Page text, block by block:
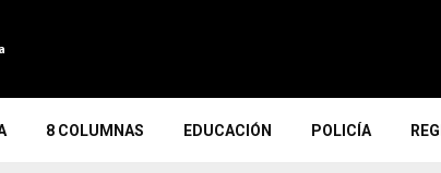
8 COLUMNAS EDUCACIÓN POLICÍA